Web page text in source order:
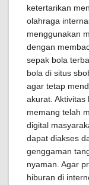
ketertarikan
olahraga
menggunakan
dengan
sepak bola
bola di situs
agar tetap
akurat.
memang telah
digital
dapat diakses
genggaman
nyaman. Agar
hiburan di